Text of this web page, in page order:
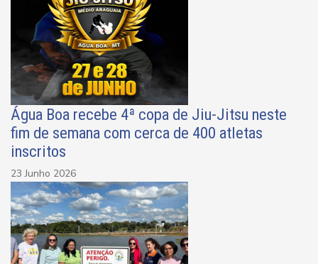
Água Boa recebe 4ª copa de Jiu-Jitsu neste
fim de semana com cerca de 400 atletas
inscritos
23 Junho 2026